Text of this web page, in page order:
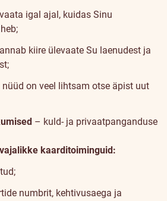
igal ajal, kuidas Sinu
kiire ülevaate Su laenudest ja
nüüd on veel lihtsam otse äpist uut
– kuld- ja privaatpanganduse
kaarditoiminguid:
numbrit, kehtivusaega ja